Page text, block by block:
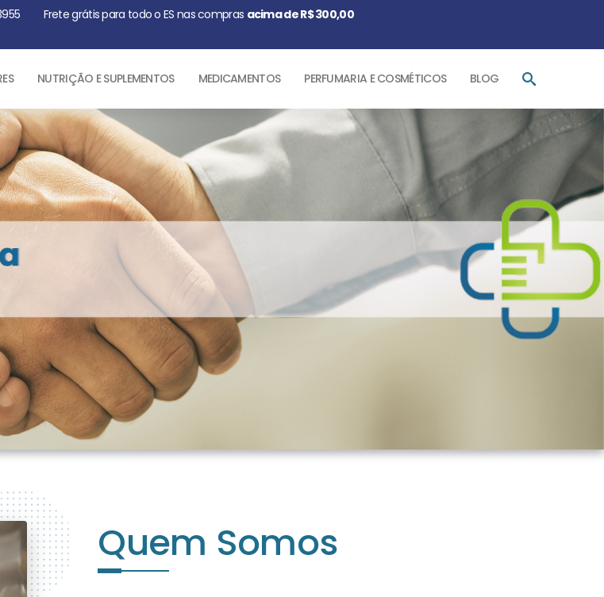
Frete grátis para todo o ES nas compras acima de R$ 300,00
NUTRIÇÃO E SUPLEMENTOS MEDICAMENTOS PERFUMARIA E COSMÉTICOS BLOG
Quem Somos